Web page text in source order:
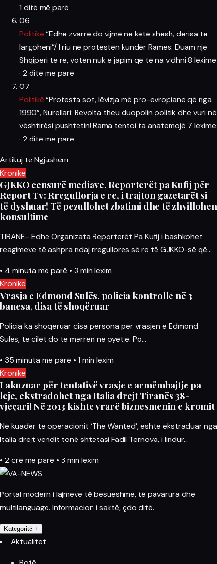
1 ditë më parë
06
Politikë “Edhe zvarrë do vijmë në këtë shesh, derisa të
largoheni”/ I riu në protestën kundër Ramës: Duam një
Shqipëri të re, votën nuk e japim që të na vidhni 8 lexime
· 2 ditë më parë
07
Politikë “Protesta sot, lëvizja më pro-evropiane që nga
1990”, Nurellari: Revolta theu duopolin politik dhe vuri në
vështirësi pushtetin! Rama tentoi ta anatemojë 7 lexime
· 2 ditë më parë
Artikuj të Ngjashëm
Kronikë
GJKKO censurë mediave, Reporterët pa Kufij për
Report Tv: Rregullorja e re, i trajton gazetarët si
të dyshuar! Të pezullohet zbatimi dhe të zhvillohen
konsultime
TIRANË– Edhe Organizata Reporterët Pa Kufij i bashkohet
reagimeve të ashpra ndaj rregullores së re të GJKKO-së që…
• 4 minuta më parë • 3 min lexim
Kronikë
Vrasja e Edmond Sulës, policia kontrolle në 3
banesa, disa të shoqëruar
Policia ka shoqëruar disa persona për vrasjen e Edmond
Sulës, të cilët do të merren në pyetje. Po…
• 35 minuta më parë • 1 min lexim
Kronikë
I akuzuar për tentativë vrasje e armëmbajtje pa
leje, ekstradohet nga Italia drejt Tiranës 38-
vjeçari! Në 2013 kishte vrarë biznesmenin e kromit
Në kuadër të operacionit ‘The Wanted’, është ekstraduar nga
Italia drejt vendit tonë shtetasi Fadil Ternova, i lindur…
• 2 orë më parë • 3 min lexim
Portal modern i lajmeve të besueshme, të pavarura dhe
multilanguage. Informacion i saktë, çdo ditë.
Kategoritë +
Aktualitet